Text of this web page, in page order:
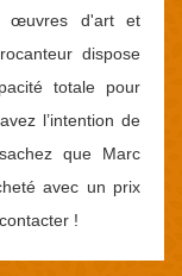
œuvres d'art et
dispose
totale pour
l’intention de
que Marc
avec un prix
!